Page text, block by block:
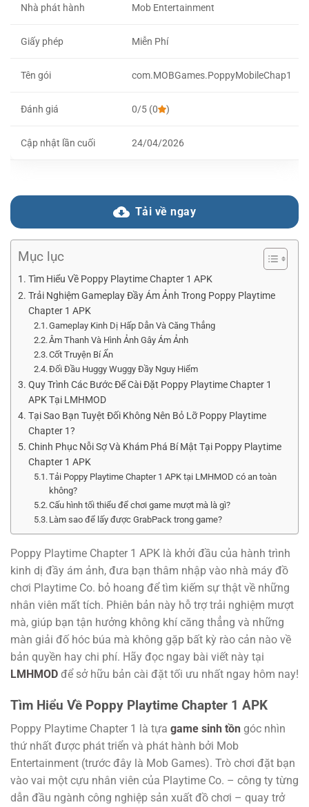
Nhà phát hành Mob Entertainment
Giấy phép Miễn Phí
Tên gói com.MOBGames.PoppyMobileChap1
Đánh giá 0/5 (0 )
Cập nhật lần cuối 24/04/2026
Tải về ngay
Mục lục
Tìm Hiểu Về Poppy Playtime Chapter 1 APK
Trải Nghiệm Gameplay Đầy Ám Ảnh Trong Poppy Playtime
Chapter 1 APK
Gameplay Kinh Dị Hấp Dẫn Và Căng Thẳng
Âm Thanh Và Hình Ảnh Gây Ám Ảnh
Cốt Truyện Bí Ẩn
Đối Đầu Huggy Wuggy Đầy Nguy Hiểm
Quy Trình Các Bước Để Cài Đặt Poppy Playtime Chapter 1
APK Tại LMHMOD
Tại Sao Bạn Tuyệt Đối Không Nên Bỏ Lỡ Poppy Playtime
Chapter 1?
Chinh Phục Nỗi Sợ Và Khám Phá Bí Mật Tại Poppy Playtime
Chapter 1 APK
Tải Poppy Playtime Chapter 1 APK tại LMHMOD có an toàn
không?
Cấu hình tối thiểu để chơi game mượt mà là gì?
Làm sao để lấy được GrabPack trong game?
Poppy Playtime Chapter 1 APK là khởi đầu của hành trình
kinh dị đầy ám ảnh, đưa bạn thâm nhập vào nhà máy đồ
chơi Playtime Co. bỏ hoang để tìm kiếm sự thật về những
nhân viên mất tích. Phiên bản này hỗ trợ trải nghiệm mượt
mà, giúp bạn tận hưởng không khí căng thẳng và những
màn giải đố hóc búa mà không gặp bất kỳ rào cản nào về
bản quyền hay chi phí. Hãy đọc ngay bài viết này tại
LMHMOD để sở hữu bản cài đặt tối ưu nhất ngay hôm nay!
Tìm Hiểu Về Poppy Playtime Chapter 1 APK
Poppy Playtime Chapter 1 là tựa game sinh tồn góc nhìn
thứ nhất được phát triển và phát hành bởi Mob
Entertainment (trước đây là Mob Games). Trò chơi đặt bạn
vào vai một cựu nhân viên của Playtime Co. – công ty từng
dẫn đầu ngành công nghiệp sản xuất đồ chơi – quay trở